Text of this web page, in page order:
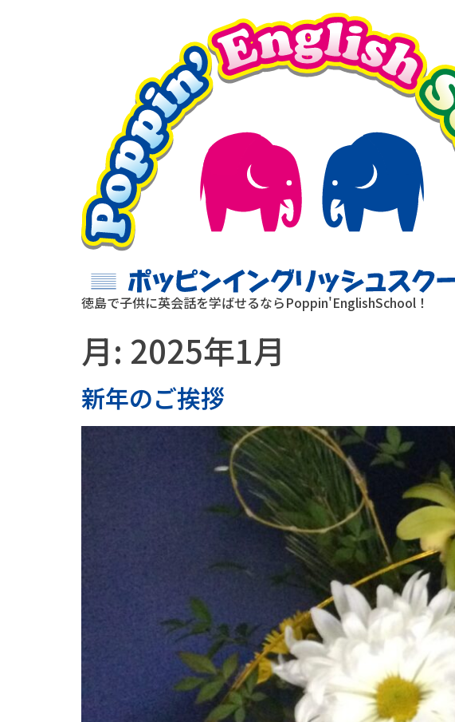
徳島で子供に英会話を学ばせるならPoppin'EnglishSchool！
月: 2025年1月
新年のご挨拶